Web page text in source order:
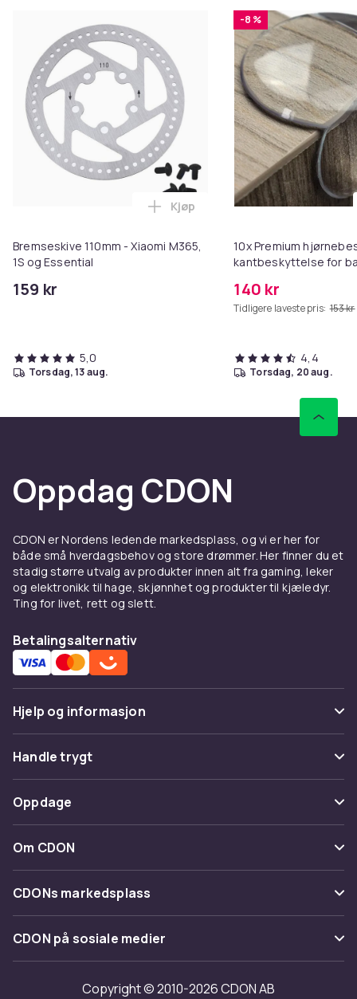
Bremseskive 110mm - Xiaomi M365,
1S og Essential
159 kr
Legg Bremseskive 110mm -
Kjøp
5,0
torsdag, 13 aug.
-8 %
10x Premium
kantbeskyttelse for
140 kr
Tidligere laveste pris: 153 kr
4,4
torsdag, 20 aug.
Oppdag CDON
CDON er Nordens ledende markedsplass, og vi er her for
både små hverdagsbehov og store drømmer. Her finner du et
stadig større utvalg av produkter innen alt fra gaming, leker
og elektronikk til hage, skjønnhet og produkter til kjæledyr.
Ting for livet, rett og slett.
Betalingsalternativ
Hjelp og informasjon
Vanlige spørsmål
Spor pakke
Angre & returner her
Kontakt oss
Handle trygt
Betaling
Levering
Tilbakekallinger
Oppdage
Kategorier
Varemerker
Om CDON
Om oss
Kundeanmeldelser
Jobbe på CDON
Investor relations
CDONs markedsplass
Merchant Help Center
CDON på sosiale medier
Copyright © 2010-2026 CDON AB